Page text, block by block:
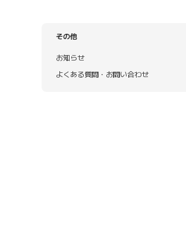
その他
お知らせ
よくある質問・お問い合わせ